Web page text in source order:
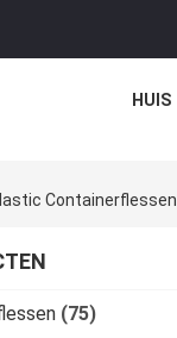
HUIS
Containerflessen
(75)